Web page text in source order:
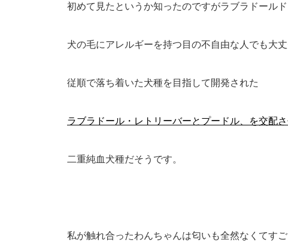
初めて見たというか知ったのですがラブラドール
犬の毛にアレルギーを持つ目の不自由な人でも大丈
従順で落ち着いた犬種を目指して開発された
ラブラドール・レトリーバーとプードル、を交配
二重純血犬種だそうです。
私が触れ合ったわんちゃんは匂いも全然なくてす